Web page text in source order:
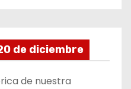
de diciembre
de nuestra